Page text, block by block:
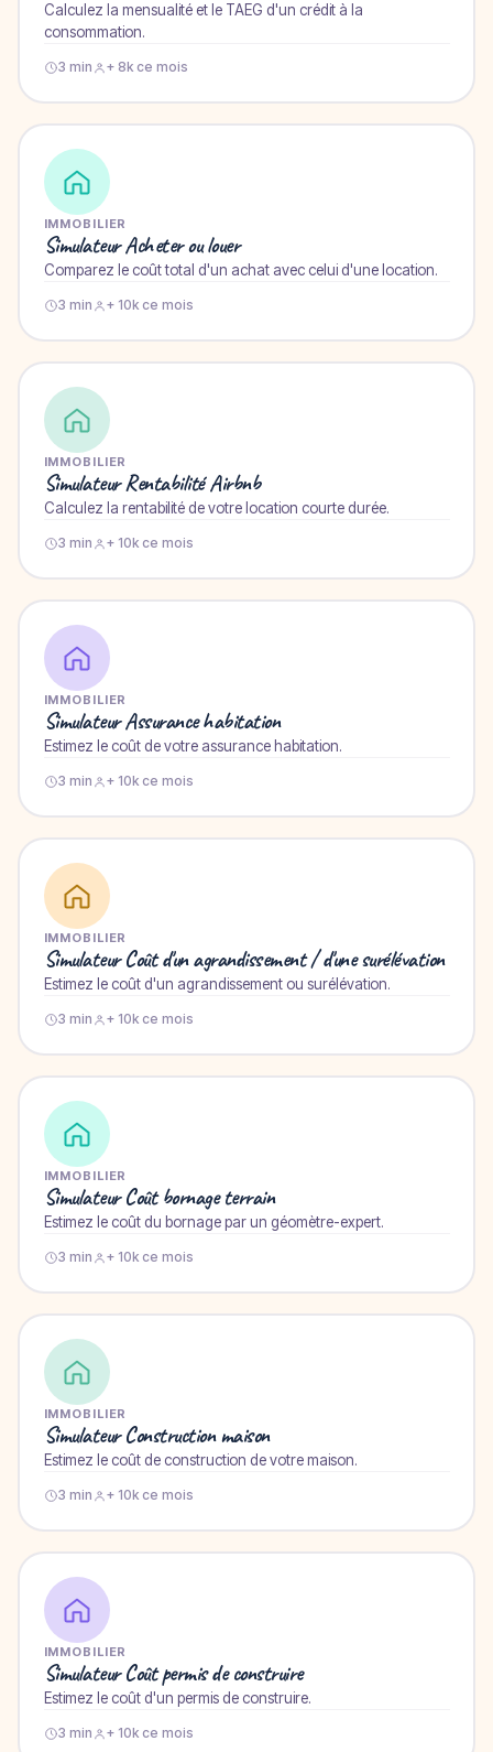
Calculez la mensualité et le TAEG d'un crédit à la
consommation.
3 min + 8k ce mois
IMMOBILIER
Simulateur Acheter ou louer
Comparez le coût total d'un achat avec celui d'une location.
3 min + 10k ce mois
IMMOBILIER
Simulateur Rentabilité Airbnb
Calculez la rentabilité de votre location courte durée.
3 min + 10k ce mois
IMMOBILIER
Simulateur Assurance habitation
Estimez le coût de votre assurance habitation.
3 min + 10k ce mois
IMMOBILIER
Simulateur Coût d'un agrandissement / d'une surélévation
Estimez le coût d'un agrandissement ou surélévation.
3 min + 10k ce mois
IMMOBILIER
Simulateur Coût bornage terrain
Estimez le coût du bornage par un géomètre-expert.
3 min + 10k ce mois
IMMOBILIER
Simulateur Construction maison
Estimez le coût de construction de votre maison.
3 min + 10k ce mois
IMMOBILIER
Simulateur Coût permis de construire
Estimez le coût d'un permis de construire.
3 min + 10k ce mois